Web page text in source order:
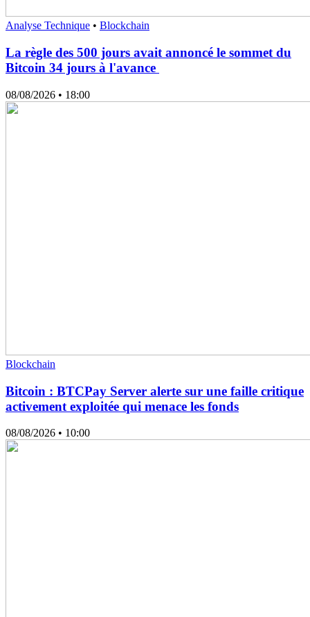
Analyse Technique • Blockchain
La règle des 500 jours avait annoncé le sommet du
Bitcoin 34 jours à l'avance
08/08/2026 • 18:00
Blockchain
Bitcoin : BTCPay Server alerte sur une faille critique
activement exploitée qui menace les fonds
08/08/2026 • 10:00